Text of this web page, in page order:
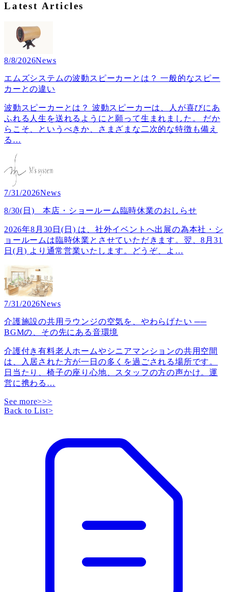
Latest Articles
8/8/2026News
エムズシステムの波動スピーカーとは？ 一般的なスピー
カーとの違い
波動スピーカーとは？ 波動スピーカーは、人が喜びにあ
ふれる人生を送れるようにと願って生まれました。 だか
らこそ、というべきか、さまざまな二次的な特徴も備え
る …
7/31/2026News
8/30(日) 本店・ショールーム臨時休業のおしらせ
2026年8月30日(日) は、社外イベントへ出展の為本社・シ
ョールームは臨時休業とさせていただきます。翌、8月31
日(月) より通常営業いたします。どうぞ、よ …
7/31/2026News
介護施設の共用ラウンジの空気を、やわらげたい ──
BGMの、その先にある音環境
介護付き有料老人ホームやシニアマンションの共用空間
は、入居された方が一日の多くを過ごされる場所です。
日当たり、椅子の座り心地、スタッフの方の声かけ。運
営に携わる …
See more>>>
Back to List>